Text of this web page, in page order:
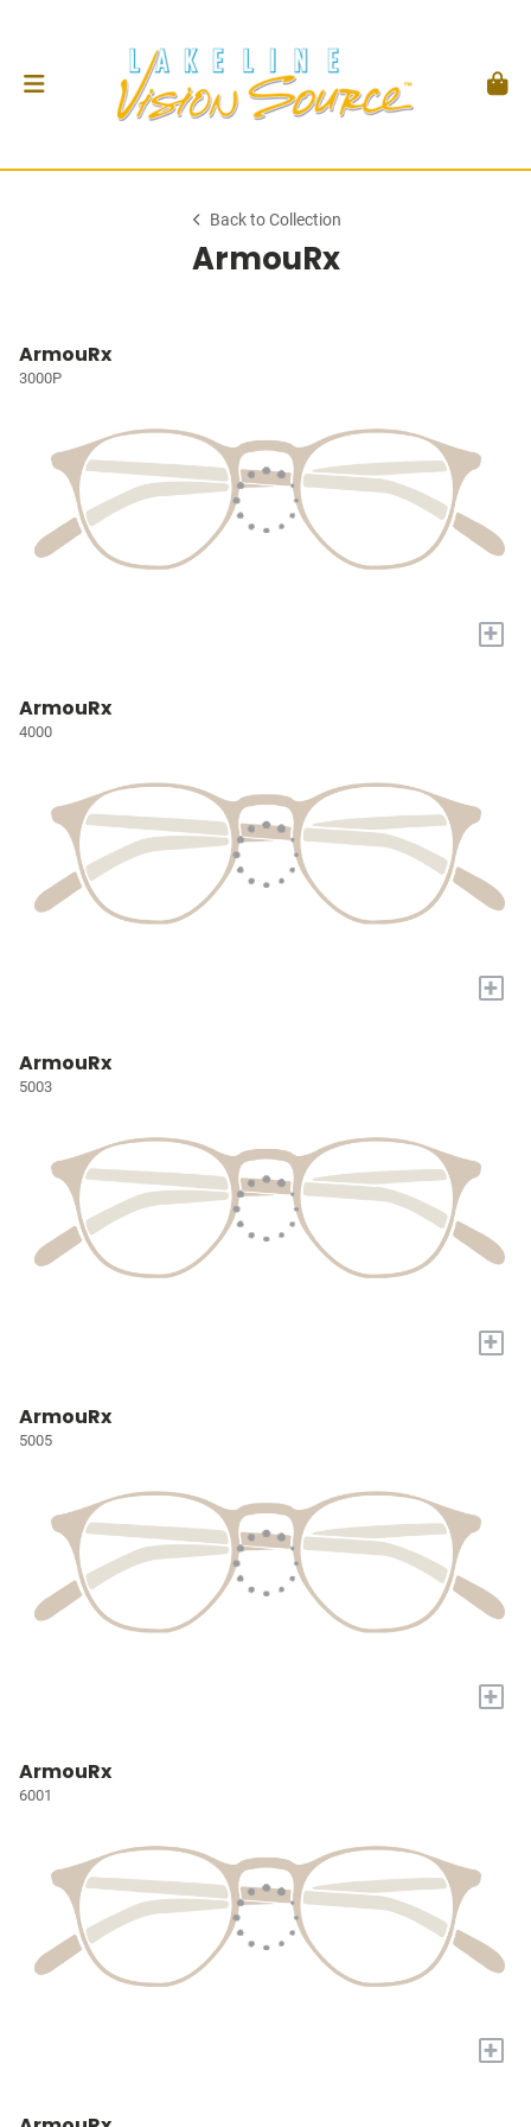
Back to Collection
ArmouRx
ArmouRx
3000P
+
ArmouRx
4000
+
ArmouRx
5003
+
ArmouRx
5005
+
ArmouRx
6001
+